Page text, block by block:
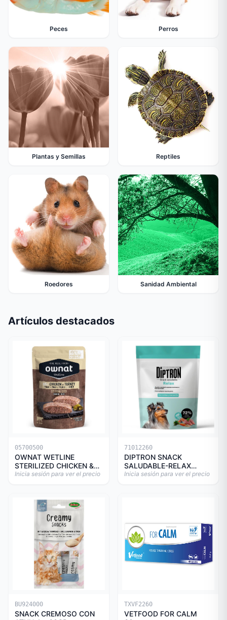
Peces Perros
Plantas y Semillas Reptiles
Roedores Sanidad Ambiental
Artículos destacados
05700500
OWNAT WETLINE
STERILIZED CHICKEN &
TURKEY CAT 85gr
Inicia sesión para ver el precio
71012260
DIPTRON SNACK
SALUDABLE-RELAX
150GR
Inicia sesión para ver el precio
BU924000
SNACK CREMOSO CON
TXVF2260
VETFOOD FOR CALM